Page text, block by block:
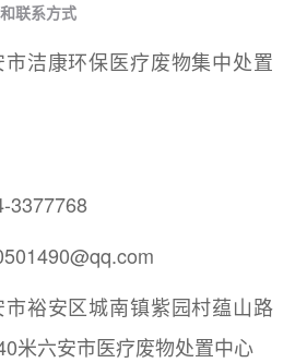
联系方式
洁康环保医疗废物集中处置
3377768
裕安区城南镇紫园村蕴山路
米六安市医疗废物处置中心